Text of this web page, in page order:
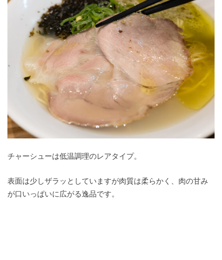
チャーシューは低温調理のレアタイプ。
表面は少しザラッとしていますが肉質は柔らかく、肉の甘み
が口いっぱいに広がる逸品です。